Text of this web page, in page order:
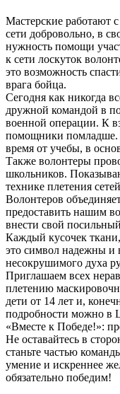
Мастерские работают
сети добровольно, в
нужность помощи
к сети лоскуток
это возможность
врага бойца.
Сегодня как никогда
дружной командой в
военной операции. К
помощники помладше.
время от учебы, в
Также волонтеры
школьников.
технике плетения
Волонтеров
предоставить нашим
внести свой
Каждый кусочек
это символ надежны и
несокрушимого духа
Приглашаем всех
плетению
дети от 14 лет и,
подробности можно в
«Вместе к Победе!»:
Не оставайтесь в
станьте частью
умение и искреннее
обязательно победим!